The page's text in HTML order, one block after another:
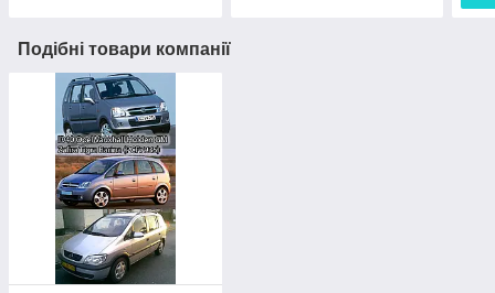
Подібні товари компанії